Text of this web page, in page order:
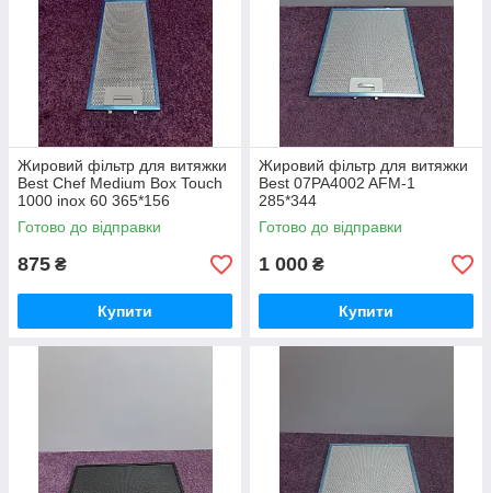
Жировий фільтр для витяжки
Best Chef Medium Box Touch
1000 inox 60 365*156
Готово до відправки
875 ₴
Купити
Жировий фільтр для витяжки
Best 07PA4002 AFM-1
285*344
Готово до відправки
1 000 ₴
Купити